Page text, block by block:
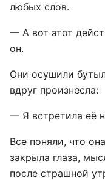
любых слов.
— А вот этот
он.
Они осушили
вдруг произнесла:
— Я встретила её
Все поняли, что
закрыла глаза,
после страшной